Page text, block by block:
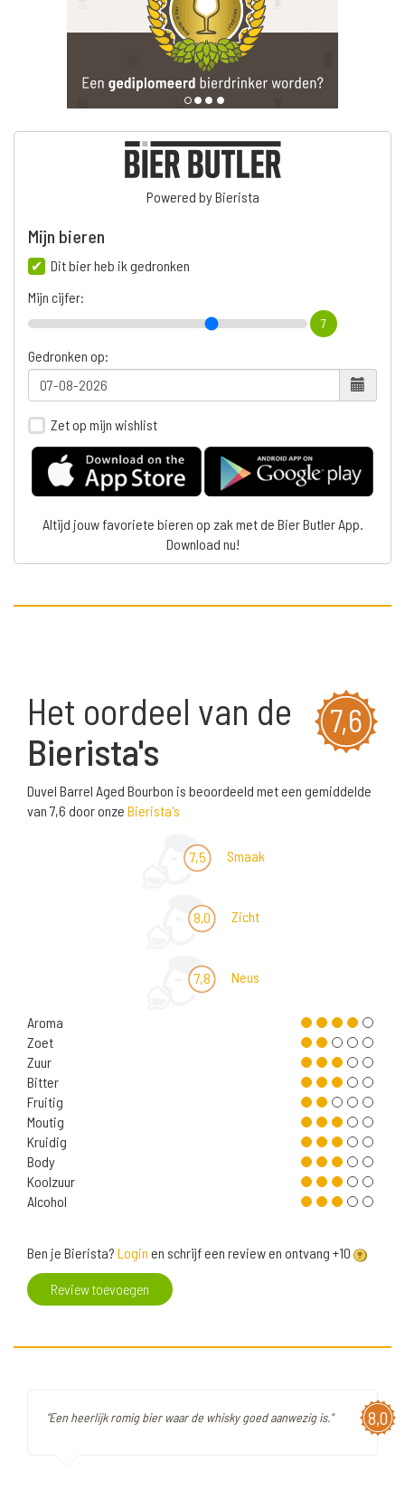
Powered by Bierista
Mijn bieren
Dit bier heb ik gedronken
Mijn cijfer:
7
Gedronken op:
Zet op mijn wishlist
Altijd jouw favoriete bieren op zak met de Bier Butler App.
Download nu!
7,6
Het oordeel van de
Bierista's
Duvel Barrel Aged Bourbon is beoordeeld met een gemiddelde
van 7,6 door onze Bierista's
7,5 Smaak
8,0 Zicht
7,8 Neus
Aroma
Zoet
Zuur
Bitter
Fruitig
Moutig
Kruidig
Body
Koolzuur
Alcohol
Ben je Bierista? Login en schrijf een review en ontvang +10
Review toevoegen
8,0
"Een heerlijk romig bier waar de whisky goed aanwezig is."